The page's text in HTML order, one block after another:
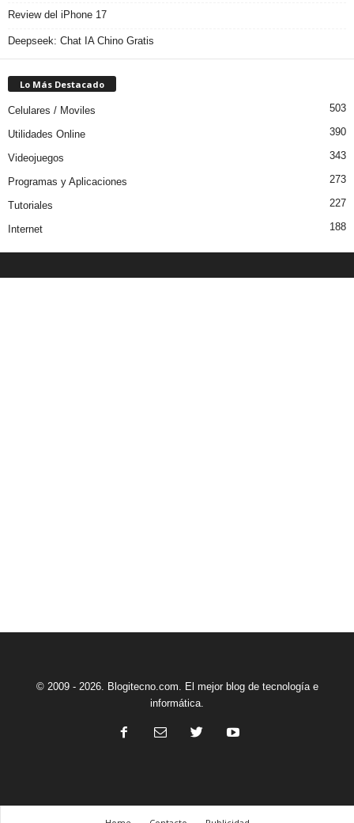
Review del iPhone 17
Deepseek: Chat IA Chino Gratis
Lo Más Destacado
Celulares / Moviles 503
Utilidades Online 390
Videojuegos 343
Programas y Aplicaciones 273
Tutoriales 227
Internet 188
© 2009 - 2026. Blogitecno.com. El mejor blog de tecnología e
informática.